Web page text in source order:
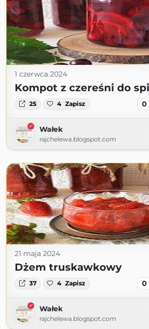
1 czerwca 2024
Kompot z czereśni do
25 4 Zapisz 0
Wałek
rajchelewa.blogspot.com
21 maja 2024
Dżem truskawkowy
37 4 Zapisz 0
Wałek
rajchelewa.blogspot.com